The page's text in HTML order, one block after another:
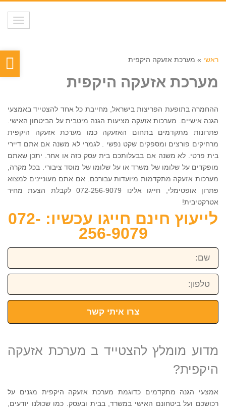
ראשי » מערכת אזעקה היקפית
מערכת אזעקה היקפית
ההחמרה בתופעת הפריצות בישראל, מחייבת כל אחד להצטייד באמצעי
הגנה אישיים. מערכות אזעקה מציעות הגנה מיטבית על הביטחון האישי.
פתרונות מתקדמים בתחום האזעקה כמו מערכת אזעקה היקפית
מרחיקים פורצים ומספקים שקט נפשי . לגמרי לא משנה אם אתם דיירי
בית פרטי. לא משנה אם בבעלותכם בית עסק כזה או אחר. יתכן שאתם
מופקדים על שלומו של משרד או על שלומו של מוסד ציבורי. בכל מקרה,
מערכות אזעקה מתקדמות מיועדות עבורכם. אם אתם מעוניינים למצוא
פתרון אופטימלי, חייגו אלינו 072-256-9079 לקבלת הצעת מחיר
אטרקטיבית!
לייעוץ חינם חייגו עכשיו: 072-
256-9079
שם:
טלפון:
צרו איתי קשר
מדוע מומלץ להצטייד ב מערכת אזעקה
היקפית?
אמצעי הגנה מתקדמים כדוגמת מערכת אזעקה היקפית מגנים על
רכושכם ועל ביטחונם האישי במשרד, בבית ובעסק. כמו שכולנו יודעים,